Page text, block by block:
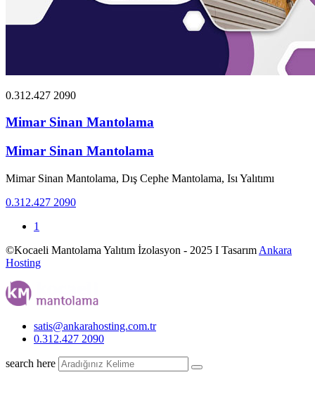
0.312.427 2090
Mimar Sinan Mantolama
Mimar Sinan Mantolama
Mimar Sinan Mantolama, Dış Cephe Mantolama, Isı Yalıtımı
0.312.427 2090
1
©Kocaeli Mantolama Yalıtım İzolasyon - 2025 I Tasarım Ankara
Hosting
satis@ankarahosting.com.tr
0.312.427 2090
search here